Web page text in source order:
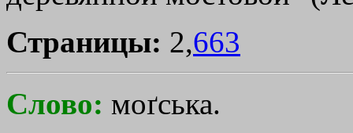
Страницы: 2,663
Слово: моґська.